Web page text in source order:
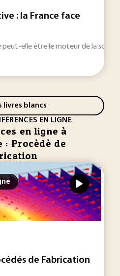
: la France face
elle être le moteur de la
livres blancs
EN LIGNE
en ligne à
: Procèdè de
de Fabrication